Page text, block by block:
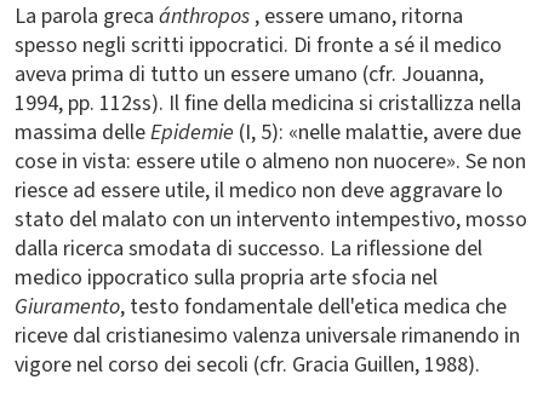
La parola greca ánthropos , essere umano, ritorna
spesso negli scritti ippocratici. Di fronte a sé il medico
aveva prima di tutto un essere umano (cfr. Jouanna,
1994, pp. 112ss). Il fine della medicina si cristallizza nella
massima delleEpidemie (I, 5): «nelle malattie, avere due
cose in vista: essere utile o almeno non nuocere». Se non
riesce ad essere utile, il medico non deve aggravare lo
stato del malato con un intervento intempestivo, mosso
dalla ricerca smodata di successo. La riflessione del
medico ippocratico sulla propria arte sfocia nel
Giuramento, testo fondamentale dell'etica medica che
riceve dal cristianesimo valenza universale rimanendo in
vigore nel corso dei secoli (cfr. Gracia Guillen, 1988).